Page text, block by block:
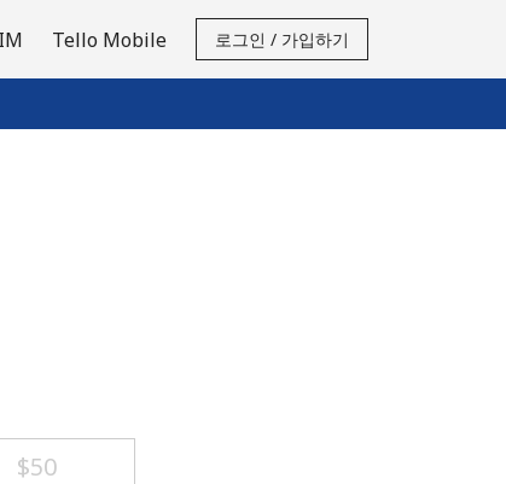
Tello Mobile 로그인 / 가입하기
⁦$50⁩